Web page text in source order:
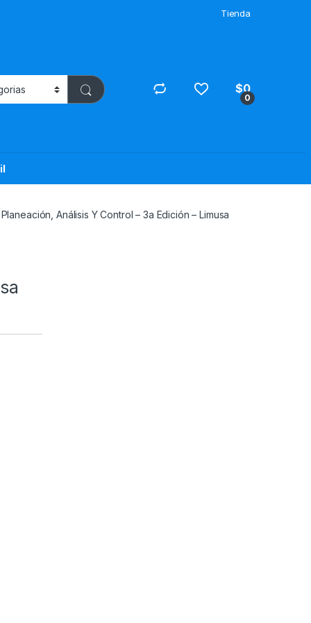
Tienda
0
$0
Análisis Y Control – 3a Edición – Limusa